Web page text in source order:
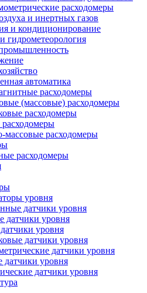
расходомеры
и инертных газов
и кондиционирование
гидрометеорология
автоматика
расходомеры
(массовые) расходомеры
расходомеры
массовые расходомеры
расходомеры
уровня
датчики уровня
датчики уровня
уровня
датчики уровня
датчики уровня
уровня
датчики уровня